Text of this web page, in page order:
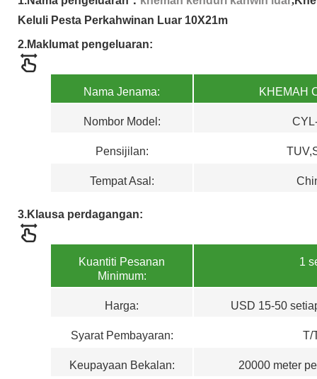
Keluli Pesta Perkahwinan Luar 10X21m
2.Maklumat pengeluaran:
Nama Jenama: KHEMAH
Nombor Model:
Pensijilan:
Tempat Asal:
3.Klausa perdagangan:
Kuantiti Pesanan
Minimum:
1
Harga: USD 15-50
Syarat Pembayaran: T/
Keupayaan Bekalan: 20000 meter